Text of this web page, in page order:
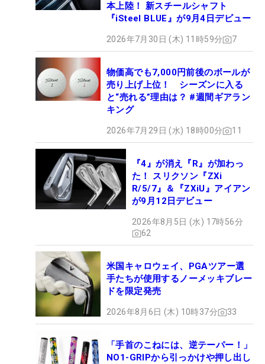
本上陸！ 新スチールシャフト
『iSteel BLUE』が9月4日デビュー
2026年7月30日 (木) 11時59分 7
物価高でも7,000円前後のボールが
売り上げ上位！ シーズンに入る
と“売れる”理由は？ #週間ギアラン
キング
2026年7月29日 (水) 18時00分 11
『4』が消え『R』が加わっ
た！ スリクソン『ZXi
R/5/7』＆『ZXiU』アイアン
が9月12日デビュー
2026年8月5日 (水) 17時56分
62
米国キャロウェイ、PGAツアー選
手たちが使用するノーメッキブレー
ドを限定発売
2026年8月6日 (木) 10時37分 33
「手首のこねには、逆テーパー！」
NO1-GRIPから引っかけや押し出し